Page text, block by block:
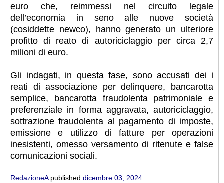
euro che, reimmessi nel circuito legale
dell’economia in seno alle nuove società
(cosiddette newco), hanno generato un ulteriore
profitto di reato di autoriciclaggio per circa 2,7
milioni di euro.
Gli indagati, in questa fase, sono accusati dei i
reati di associazione per delinquere, bancarotta
semplice, bancarotta fraudolenta patrimoniale e
preferenziale in forma aggravata, autoriciclaggio,
sottrazione fraudolenta al pagamento di imposte,
emissione e utilizzo di fatture per operazioni
inesistenti, omesso versamento di ritenute e false
comunicazioni sociali.
RedazioneA published dicembre 03, 2024